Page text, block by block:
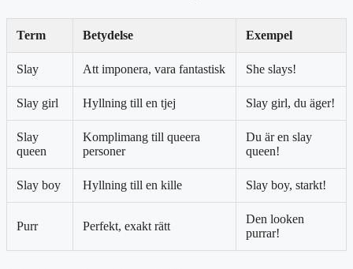
Term Betydelse Exempel
Slay Att imponera, vara fantastisk She slays!
Slay girl Hyllning till en tjej Slay girl, du äger!
Slay
queen
Komplimang till queera
personer
Du är en slay
queen!
Slay boy Hyllning till en kille Slay boy, starkt!
Purr Perfekt, exakt rätt
Den looken
purrar!